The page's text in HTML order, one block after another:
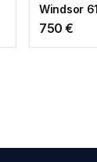
Windsor
750 €